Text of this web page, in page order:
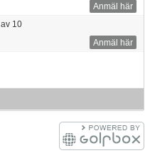
Anmäl här
10
Anmäl här